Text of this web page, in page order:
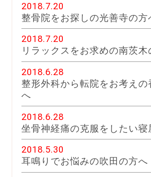
2018.7.20
整骨院をお探しの光善寺の方
2018.7.20
リラックスをお求めの南茨木
2018.6.28
整形外科から転院をお考えの
へ
2018.6.28
坐骨神経痛の克服をしたい寝
2018.5.30
耳鳴りでお悩みの吹田の方へ